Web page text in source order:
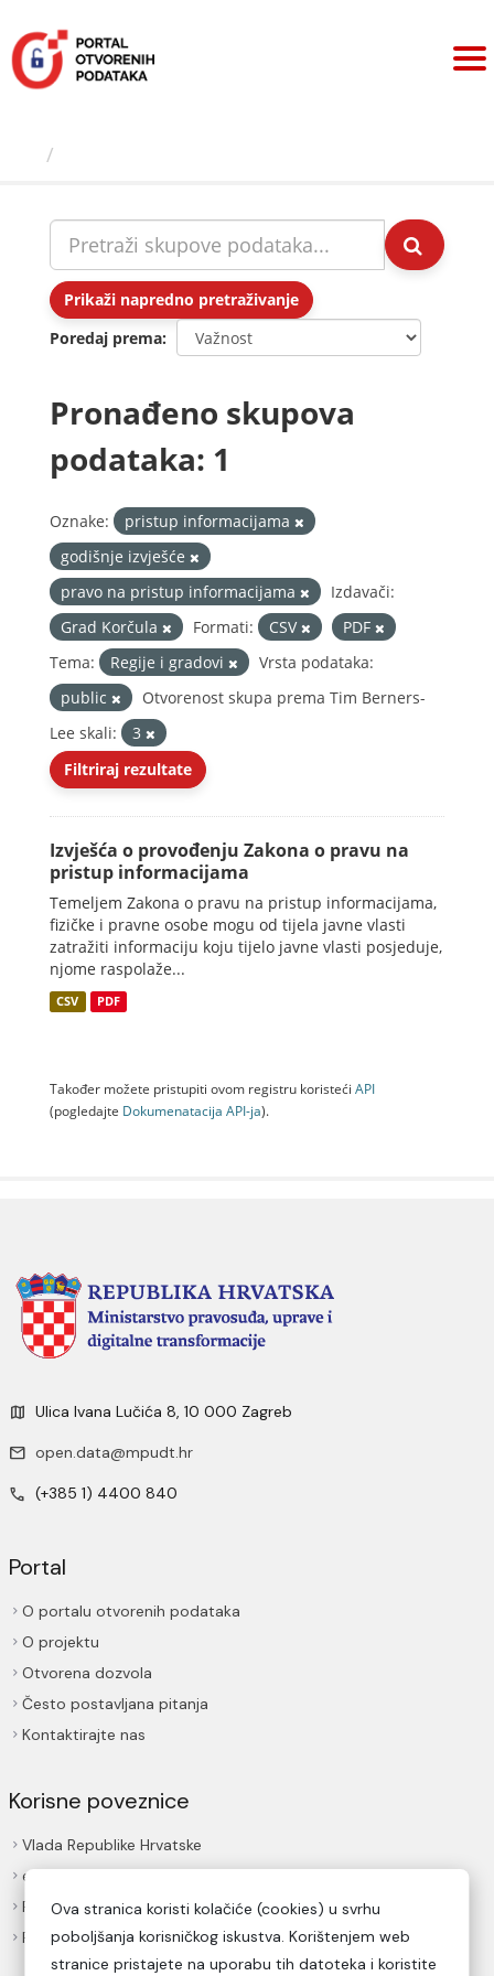
sadržaj
Prikaži napredno pretraživanje
Poredaj prema
Pronađeno skupova
podataka: 1
Oznake:
pristup informacijama
godišnje izvješće
pravo na pristup informacijama
Izdavači:
Grad Korčula
Formati: CSV
PDF
Tema:
Regije i gradovi
Vrsta podataka:
public
Otvorenost skupa prema Tim Berners-
Lee skali:
3
Filtriraj rezultate
Izvješća o provođenju Zakona o pravu na
pristup informacijama
Temeljem Zakona o pravu na pristup informacijama,
fizičke i pravne osobe mogu od tijela javne vlasti
zatražiti informaciju koju tijelo javne vlasti posjeduje,
njome raspolaže...
CSV PDF
Također možete pristupiti ovom registru koristeći API
(pogledajte Dokumenаtаcijа API-jа).